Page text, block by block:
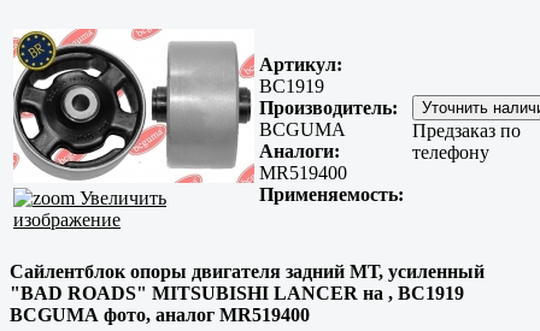
Увеличить
изображение
Артикул:
BC1919
Производитель:
BCGUMA
Аналоги:
MR519400
Применяемость:
Предзаказ по
телефону
Сайлентблок опоры двигателя задний МТ, усиленный
"BAD ROADS" MITSUBISHI LANCER на , BC1919
BCGUMA фото, аналог MR519400